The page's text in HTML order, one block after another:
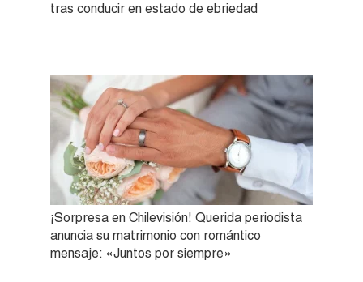
tras conducir en estado de ebriedad
¡Sorpresa en Chilevisión! Querida periodista
anuncia su matrimonio con romántico
mensaje: «Juntos por siempre»